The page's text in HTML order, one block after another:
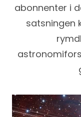
abonnenter i
satsningen